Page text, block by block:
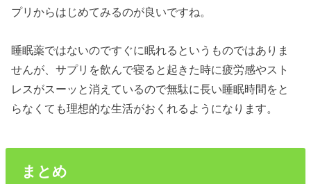
プリからはじめてみるのが良いですね。
睡眠薬ではないのですぐに眠れるというものではありま
せんが、サプリを飲んで寝ると起きた時に疲労感やスト
レスがスーッと消えているので無駄に長い睡眠時間をと
らなくても理想的な生活がおくれるようになります。
まとめ